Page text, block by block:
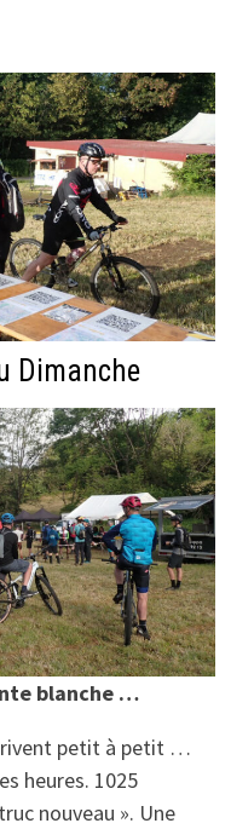
Dimanche
blanche …
petit à petit …
heures. 1025
nouveau ». Une